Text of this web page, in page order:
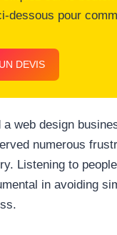
dessous pour
DEVIS
a web design
numerous
Listening to
in avoiding